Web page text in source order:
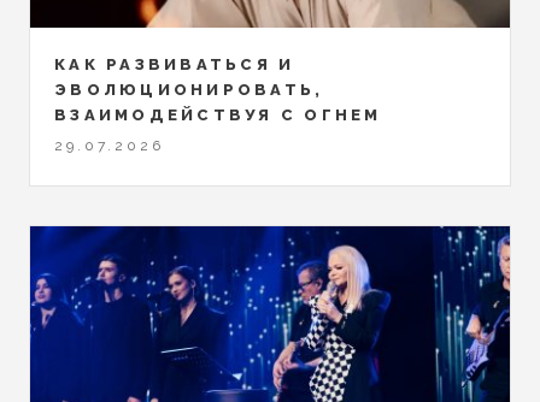
КАК РАЗВИВАТЬСЯ И
ЭВОЛЮЦИОНИРОВАТЬ,
ВЗАИМОДЕЙСТВУЯ С ОГНЕМ
29.07.2026